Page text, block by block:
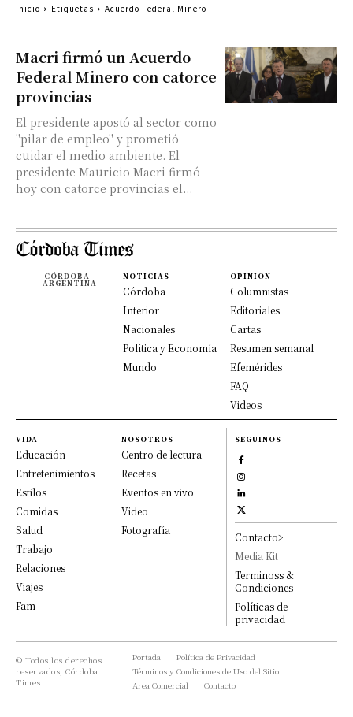
Macri firmó un Acuerdo
Federal Minero con catorce
provincias
El presidente apostó al sector como
"pilar de empleo" y prometió
cuidar el medio ambiente. El
presidente Mauricio Macri firmó
hoy con catorce provincias el...
Inicio Etiquetas Acuerdo Federal Minero
CÓRDOBA -
ARGENTINA
NOTICIAS
Córdoba
Interior
Nacionales
Política y Economía
Mundo
OPINION
Columnistas
Editoriales
Cartas
Resumen semanal
Efemérides
FAQ
Videos
VIDA
Educación
Entretenimientos
Estilos
Comidas
Salud
Trabajo
Relaciones
Viajes
Fam
NOSOTROS
Centro de lectura
Recetas
Eventos en vivo
Video
Fotografía
SEGUINOS
Contacto>
Media Kit
Terminoss &
Condiciones
Políticas de
privacidad
© Todos los derechos
reservados, Córdoba
Times
Portada
Política de Privacidad
Términos y Condiciones de Uso del Sitio
Area Comercial
Contacto